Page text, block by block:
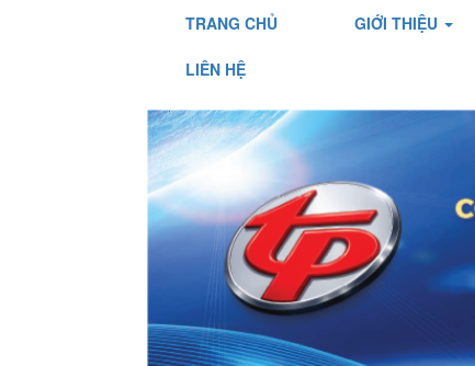
TRANG CHỦ GIỚI THIỆU
LIÊN HỆ